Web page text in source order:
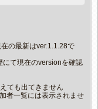
の最新はver.1.1.28で
にて現在のversionを確認
ても出てきません
者一覧には表示されませ